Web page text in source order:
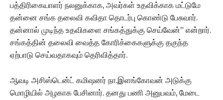
பத்திரிகையாளர் நலனுக்காக, அவர்கள் உதவிக்காக மட்டுமே
தன்னை சங்க தலைவி கவிதா தொடர்பு கொண்டு பேசுவார்.
தன்னால் முடிந்த உதவிகளை சங்கத்துக்கு செய்வேன்” என்றார்.
சங்கத்தின் தலைவி வைத்த கோரிக்கைகளுக்கு தகுந்த
ஏற்பாடு செய்வதாகவும் தெரிவித்தார்.
ஆவடி அசிஸ்டென்ட் கமிஷனர் நா.இளங்கோவன் அடுக்கு
மொழியில் அழகாக பேசினார். தனது பணி அனுபவம், மேடை